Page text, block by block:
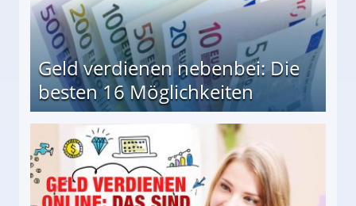
Geld verdienen nebenbei: Die
besten 16 Möglichkeiten